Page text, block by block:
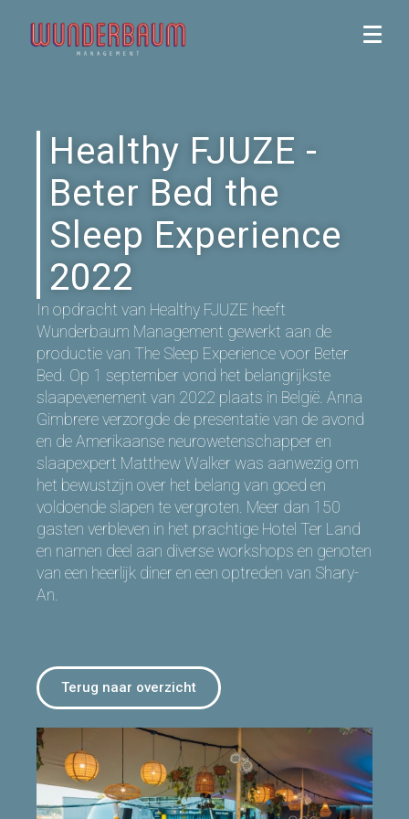
Healthy FJUZE -
Beter Bed the
Sleep Experience
2022
In opdracht van Healthy FJUZE heeft
Wunderbaum Management gewerkt aan de
productie van The Sleep Experience voor Beter
Bed. Op 1 september vond het belangrijkste
slaapevenement van 2022 plaats in België. Anna
Gimbrere verzorgde de presentatie van de avond
en de Amerikaanse neurowetenschapper en
slaapexpert Matthew Walker was aanwezig om
het bewustzijn over het belang van goed en
voldoende slapen te vergroten. Meer dan 150
gasten verbleven in het prachtige Hotel Ter Land
en namen deel aan diverse workshops en genoten
van een heerlijk diner en een optreden van Shary-
An.
Terug naar overzicht